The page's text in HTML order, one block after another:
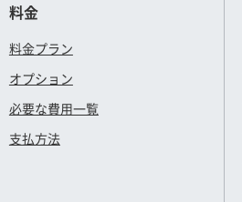
料金
料金プラン
オプション
必要な費用一覧
支払方法